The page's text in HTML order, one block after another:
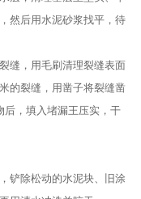
然后用水泥砂浆找平，待
缝，用毛刷清理裂缝表面
的裂缝，用凿子将裂缝凿
后，填入堵漏王压实，干
铲除松动的水泥块、旧涂